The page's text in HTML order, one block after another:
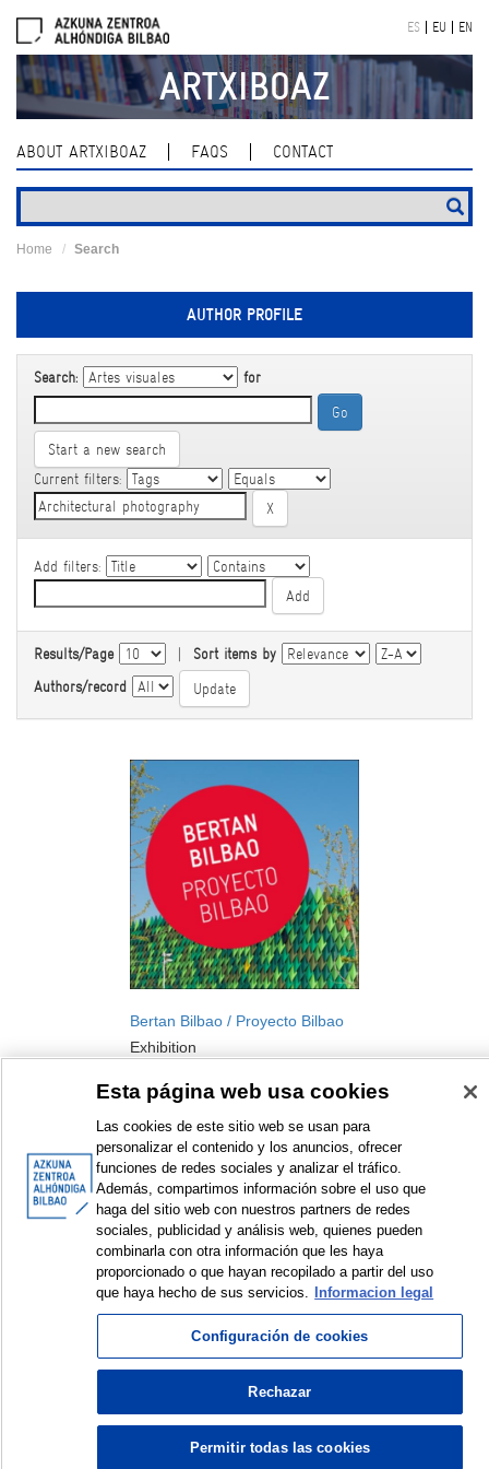
navigation
ES EU EN
ARTXIBOAZ
ABOUT ARTXIBOAZ FAQS CONTACT
Home Search
AUTHOR PROFILE
Search: for
Start a new search
Current filters:
Add filters:
Results/Page | Sort items by
Authors/record
Bertan Bilbao / Proyecto Bilbao
Exhibition
< Items sorted by: 1 to 1 of 1 >
© Azkuna Zentroa - Alhóndiga Bilbao
Esta página web usa cookies
Las cookies de este sitio web se usan para
personalizar el contenido y los anuncios, ofrecer
funciones de redes sociales y analizar el tráfico.
Además, compartimos información sobre el uso que
haga del sitio web con nuestros partners de redes
sociales, publicidad y análisis web, quienes pueden
combinarla con otra información que les haya
proporcionado o que hayan recopilado a partir del uso
que haya hecho de sus servicios.
Informacion legal
Configuración de cookies
Rechazar
Permitir todas las cookies